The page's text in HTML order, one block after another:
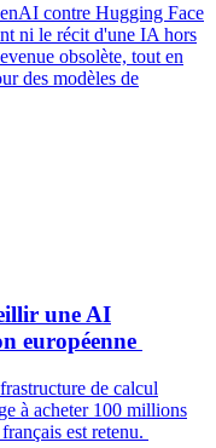
contre Hugging Face
ni le récit d'une IA hors
obsolète, tout en
des modèles de
une AI
européenne
de calcul
à acheter 100 millions
est retenu.